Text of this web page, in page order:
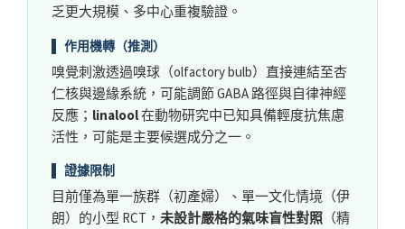
乏更大規模、多中心重複驗證。
▌ 作用機轉（推測）
嗅覺刺激透過嗅球（olfactory bulb）直接連結至杏
仁核與邊緣系統，可能調節 GABA 路徑與自律神經
反應； linalool在動物研究中已知具備輕度抗焦慮
活性，可能是主要候選成分之一。
▌ 證據限制
目前僅為單一族群（初產婦）、單一文化情境（伊
朗）的小型 RCT， 未設計嚴格的氣味盲性對照 （精